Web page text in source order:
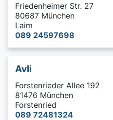
Friedenheimer Str. 27
80687 München
Laim
089 24597698
Avli
Forstenrieder Allee 192
81476 München
Forstenried
089 72481324